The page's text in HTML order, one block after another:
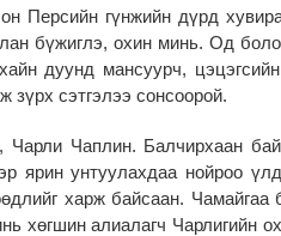
Персийн гүнжийн дүрд
бүжиглэ, охин минь. Од
дуунд мансуурч,
зүрх сэтгэлээ сонсоорой.
Чаплин. Балчирхаан
ярин унтуулахдаа нойроо
харж байсаан. Чамайгаа
хөгшин алиалагч Чарлигийн